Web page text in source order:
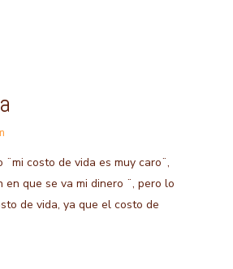
costo de vida es muy caro¨,
que se va mi dinero ¨, pero lo
de vida, ya que el costo de